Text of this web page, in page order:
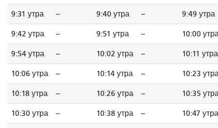
9:31 утра -- 9:40 утра -- 9:49 утра
9:42 утра -- 9:51 утра -- 10:00
9:54 утра -- 10:02 утра -- 10:11 утра
10:06 утра -- 10:14 утра -- 10:23
10:18 утра -- 10:26 утра -- 10:35
10:30 утра -- 10:38 утра -- 10:47 утра